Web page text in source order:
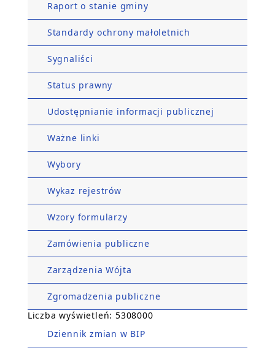
Raport o stanie gminy
Standardy ochrony małoletnich
Sygnaliści
Status prawny
Udostępnianie informacji publicznej
Ważne linki
Wybory
Wykaz rejestrów
Wzory formularzy
Zamówienia publiczne
Zarządzenia Wójta
Zgromadzenia publiczne
Liczba wyświetleń: 5308000
Dziennik zmian w BIP